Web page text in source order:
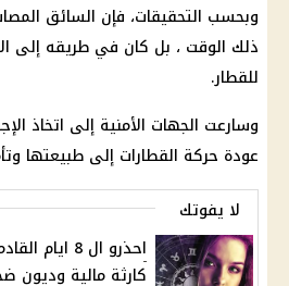
وبحسب التحقيقات، فإن السائق
ذلك الوقت ، بل كان في طريقه إلى
للقطار.
وسارعت الجهات الأمنية إلى اتخاذ
عودة حركة القطارات إلى طبيعتها
لا يفوتك
كارثة مالية وديون